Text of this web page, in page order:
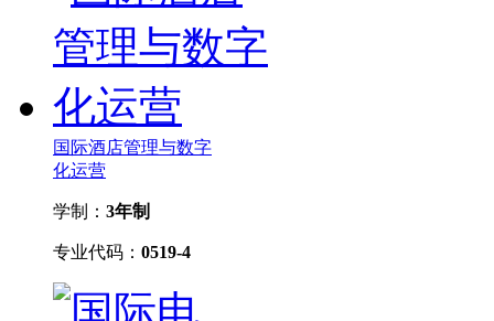
国际酒店管理与数字
化运营
学制： 3年制
专业代码： 0519-4